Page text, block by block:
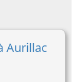
Aurillac